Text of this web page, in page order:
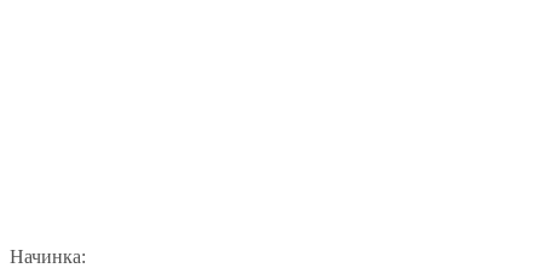
Начинка: